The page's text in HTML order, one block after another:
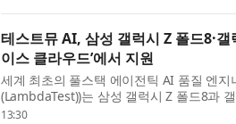
테스트뮤 AI, 삼성 갤럭시 Z 폴드8·
이스 클라우드’에서 지원
세계 최초의 풀스택 에이전틱 AI 품질 엔
(LambdaTest))는 삼성 갤럭시 Z 폴드8과
(Real Device Cloud) 에서 테스트할 수 있
13:30